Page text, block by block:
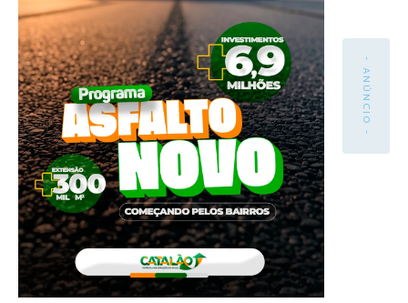
- ANÚNCIO -